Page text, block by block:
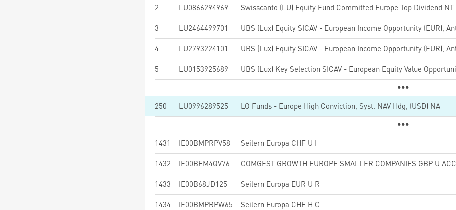
2 LU0866294969 Swisscanto (LU) Equity Fund Committed Europe Top Dividend NT
3 LU2464499701
4 LU2793224101
5 LU0153925689
250 LU0996289525 LO Funds - Europe High Conviction, Syst. NAV Hdg, (USD) NA
1431 IE00BMPRPV58 Seilern Europa CHF U I
1432 IE00BFM4QV76 COMGEST GROWTH EUROPE SMALLER COMPANIES GBP U ACC
1433 IE00B68JD125 Seilern Europa EUR U R
1434 IE00BMPRPW65 Seilern Europa CHF H C